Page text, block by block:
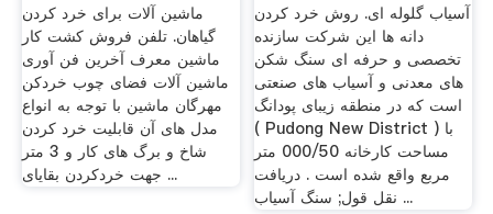
ماشین آلات برای خرد کردن
گیاهان. تلفن فروش کشت کار
ماشین معرف آخرین فن آوری
ماشین آلات فضای چوب خردکن
مهرگان ماشین با توجه به انواع
مدل های آن قابلیت خرد کردن
شاخ و برگ های کار و 3 متر
جهت خردکردن بقایای ...
آسیاب گلوله ای. روش خرد کردن
دانه ها این شرکت سازنده
تخصصی و حرفه ای سنگ شکن
های معدنی و آسیاب های صنعتی
است که در منطقه زیبای پودانگ
( Pudong New District ) با
مساحت کارخانه 000/50 متر
مربع واقع شده است . دریافت
نقل قول; سنگ آسیاب ...